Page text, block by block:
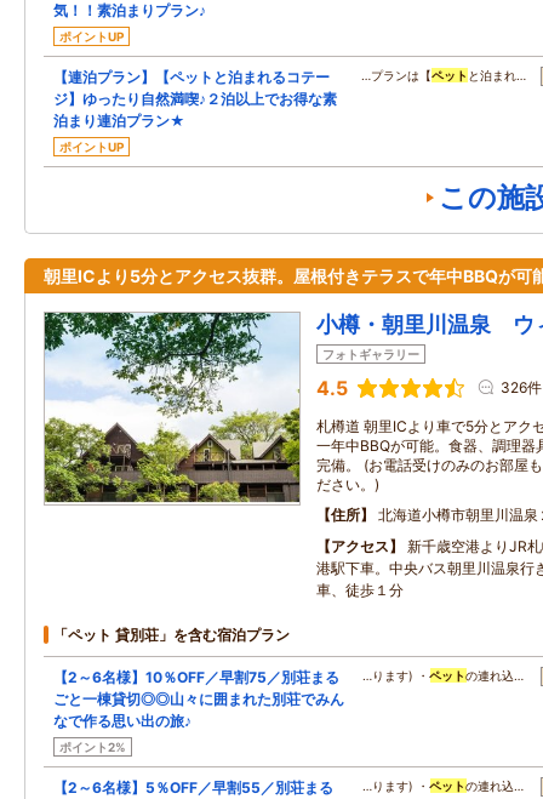
気！！素泊まりプラン♪
ポイントUP
【連泊プラン】【ペットと泊まれるコテー
ジ】ゆったり自然満喫♪２泊以上でお得な素
泊まり連泊プラン★
ポイントUP
…プランは【ペット と泊まれ…
この施
朝里ICより5分とアクセス抜群。屋根付きテラスで年中BBQが可
小樽・朝里川温泉 ウ
フォトギャラリー
4.5 326件
札樽道 朝里ICより車で5分とアク
一年中BBQが可能。食器、調理器
完備。 (お電話受けのみのお部屋
ださい。)
住所
北海道小樽市朝里川温泉
アクセス
新千歳空港よりJR
港駅下車。中央バス朝里川温泉行
車、徒歩１分
「ペット 貸別荘」を含む宿泊プラン
【2～6名様】10％OFF／早割75／別荘まる
ごと一棟貸切◎◎山々に囲まれた別荘でみん
なで作る思い出の旅♪
ポイント2%
…ります) ・ペットの連れ込…
【2～6名様】5％OFF／早割55／別荘まる
…ります) ・ペットの連れ込…